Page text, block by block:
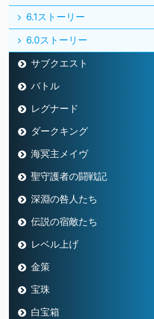
6.1ストーリー
6.0ストーリー
サブクエスト
バトル
レグナード
ダークキング
海冥主メイヴ
聖守護者の闘戦記
深淵の咎人たち
伝説の宿敵たち
レベル上げ
金策
宝珠
白宝箱